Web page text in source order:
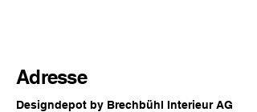
Adresse
Designdepot by Brechbühl Interieur AG